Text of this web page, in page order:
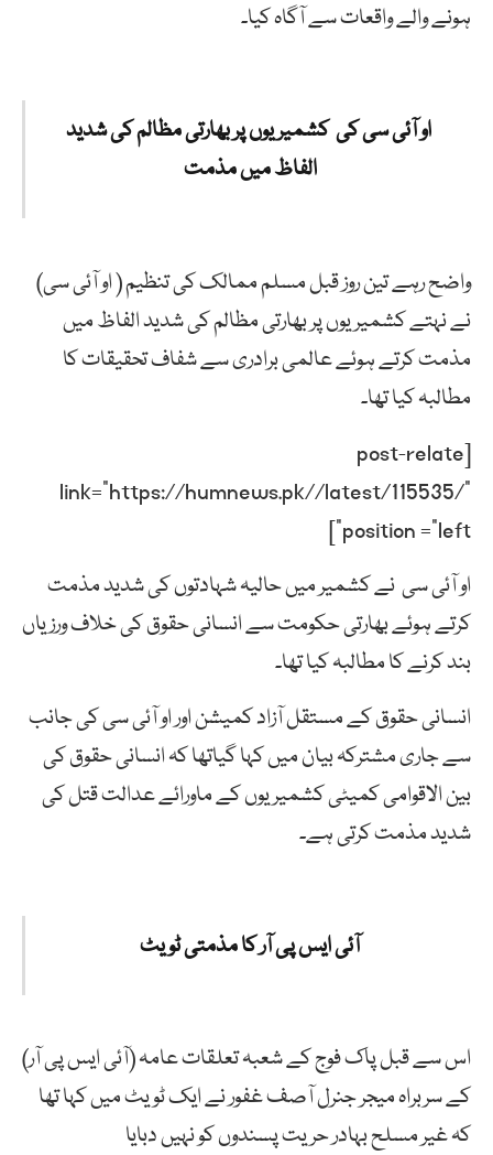
ہونے والے واقعات سے آگاہ کیا۔
او آئی سی کی کشمیریوں پر بھارتی مظالم کی شدید
الفاظ میں مذمت
واضح رہے تین روز قبل مسلم ممالک کی تنظیم ( او آئی سی)
نے نہتے کشمیریوں پر بھارتی مظالم کی شدید الفاظ میں
مذمت کرتے ہوئے عالمی برادری سے شفاف تحقیقات کا
مطالبہ کیا تھا۔
[post-relate
link=”https://humnews.pk//latest/115535/”
position =”left”]
او آئی سی نے کشمیر میں حالیہ شہادتوں کی شدید مذمت
کرتے ہوئے بھارتی حکومت سے انسانی حقوق کی خلاف ورزیاں
بند کرنے کا مطالبہ کیا تھا۔
انسانی حقوق کے مستقل آزاد کمیشن اور او آئی سی کی جانب
سے جاری مشترکہ بیان میں کہا گیاتھا کہ انسانی حقوق کی
بین الاقوامی کمیٹی کشمیریوں کے ماورائے عدالت قتل کی
شدید مذمت کرتی ہے۔
آئی ایس پی آر کا مذمتی ٹویٹ
اس سے قبل پاک فوج کے شعبہ تعلقات عامہ (آئی ایس پی آر)
کے سربراہ میجر جنرل آصف غفور نے ایک ٹویٹ میں کہا تھا
کہ غیر مسلح بہادر حریت پسندوں کو نہیں دبایا